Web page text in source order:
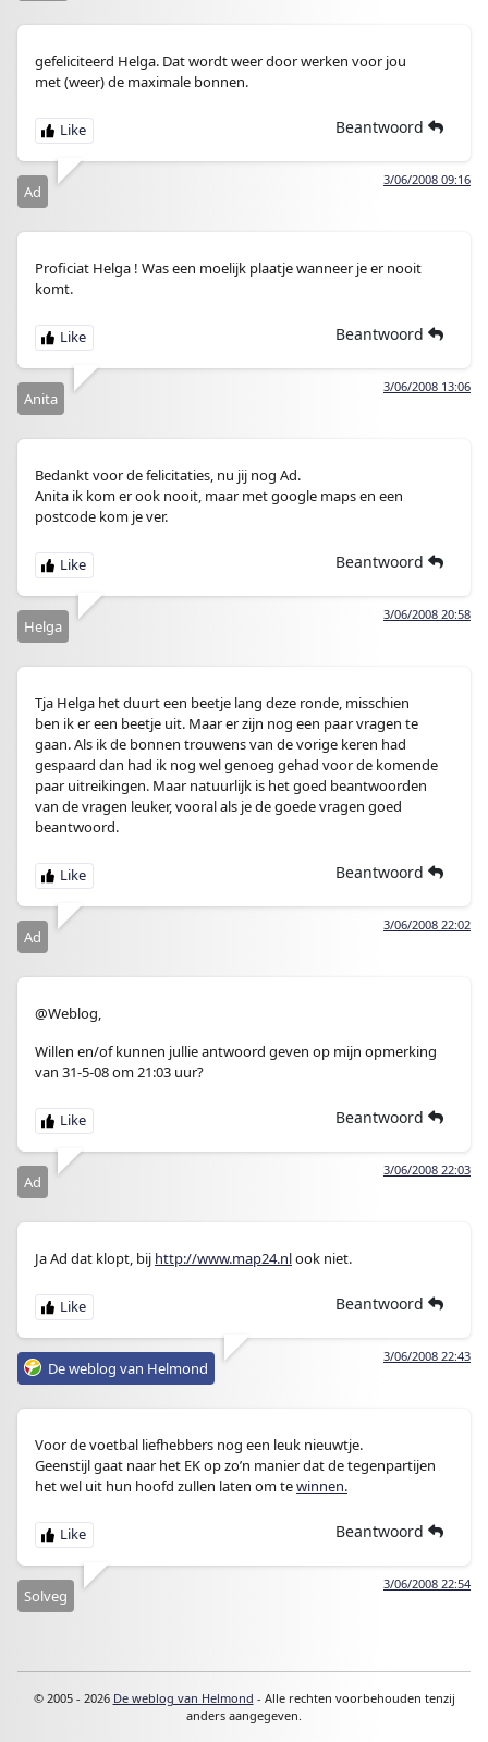
gefeliciteerd Helga. Dat wordt weer door werken voor jou
met (weer) de maximale bonnen.
Beantwoord
3/06/2008 09:16
Ad
Proficiat Helga ! Was een moelijk plaatje wanneer je er nooit
komt.
Beantwoord
3/06/2008 13:06
Anita
Bedankt voor de felicitaties, nu jij nog Ad.
Anita ik kom er ook nooit, maar met google maps en een
postcode kom je ver.
Beantwoord
3/06/2008 20:58
Helga
Tja Helga het duurt een beetje lang deze ronde, misschien
ben ik er een beetje uit. Maar er zijn nog een paar vragen te
gaan. Als ik de bonnen trouwens van de vorige keren had
gespaard dan had ik nog wel genoeg gehad voor de komende
paar uitreikingen. Maar natuurlijk is het goed beantwoorden
van de vragen leuker, vooral als je de goede vragen goed
beantwoord.
Beantwoord
3/06/2008 22:02
Ad
@Weblog,
Willen en/of kunnen jullie antwoord geven op mijn opmerking
van 31-5-08 om 21:03 uur?
Beantwoord
3/06/2008 22:03
Ad
Ja Ad dat klopt, bij http://www.map24.nlook niet.
Beantwoord
3/06/2008 22:43
De weblog van Helmond
Voor de voetbal liefhebbers nog een leuk nieuwtje.
Geenstijl gaat naar het EK op zo’n manier dat de tegenpartijen
het wel uit hun hoofd zullen laten om tewinnen.
Beantwoord
3/06/2008 22:54
Solveg
© 2005 - 2026 De weblog van Helmond - Alle rechten voorbehouden tenzij
anders aangegeven.